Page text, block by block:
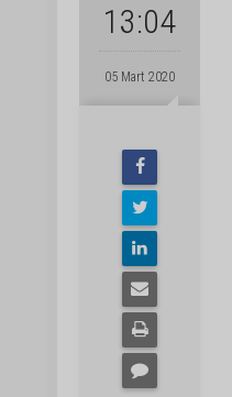
13:04
05 Mart 2020